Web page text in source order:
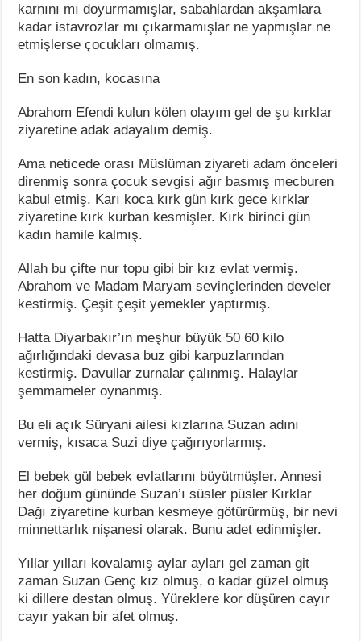
karnını mı doyurmamışlar, sabahlardan akşamlara
kadar istavrozlar mı çıkarmamışlar ne yapmışlar ne
etmişlerse çocukları olmamış.
En son kadın, kocasına
Abrahom Efendi kulun kölen olayım gel de şu kırklar
ziyaretine adak adayalım demiş.
Ama neticede orası Müslüman ziyareti adam önceleri
direnmiş sonra çocuk sevgisi ağır basmış mecburen
kabul etmiş. Karı koca kırk gün kırk gece kırklar
ziyaretine kırk kurban kesmişler. Kırk birinci gün
kadın hamile kalmış.
Allah bu çifte nur topu gibi bir kız evlat vermiş.
Abrahom ve Madam Maryam sevinçlerinden develer
kestirmiş. Çeşit çeşit yemekler yaptırmış.
Hatta Diyarbakır’ın meşhur büyük 50 60 kilo
ağırlığındaki devasa buz gibi karpuzlarından
kestirmiş. Davullar zurnalar çalınmış. Halaylar
şemmameler oynanmış.
Bu eli açık Süryani ailesi kızlarına Suzan adını
vermiş, kısaca Suzi diye çağırıyorlarmış.
El bebek gül bebek evlatlarını büyütmüşler. Annesi
her doğum gününde Suzan’ı süsler püsler Kırklar
Dağı ziyaretine kurban kesmeye götürürmüş, bir nevi
minnettarlık nişanesi olarak. Bunu adet edinmişler.
Yıllar yılları kovalamış aylar ayları gel zaman git
zaman Suzan Genç kız olmuş, o kadar güzel olmuş
ki dillere destan olmuş. Yüreklere kor düşüren cayır
cayır yakan bir afet olmuş.